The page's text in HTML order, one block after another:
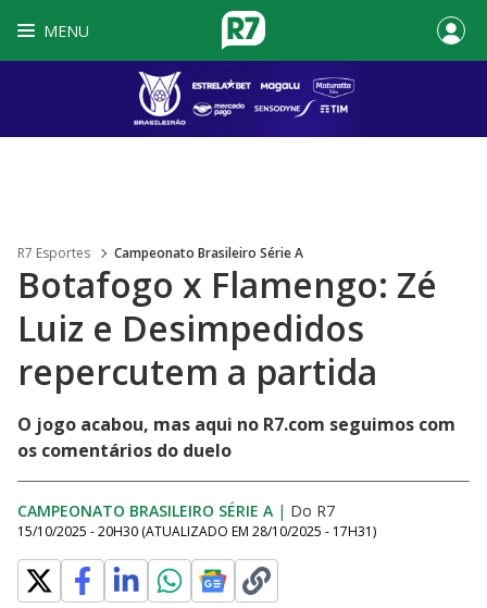
MENU
R7 Esportes Campeonato Brasileiro Série A
Botafogo x Flamengo: Zé
Luiz e Desimpedidos
repercutem a partida
O jogo acabou, mas aqui no R7.com seguimos com
os comentários do duelo
CAMPEONATO BRASILEIRO SÉRIE A | Do R7
15/10/2025 - 20H30 (ATUALIZADO EM 28/10/2025 - 17H31)